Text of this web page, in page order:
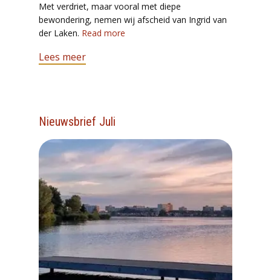
Met verdriet, maar vooral met diepe
bewondering, nemen wij afscheid van Ingrid van
der Laken. Read more
Lees meer
Nieuwsbrief Juli